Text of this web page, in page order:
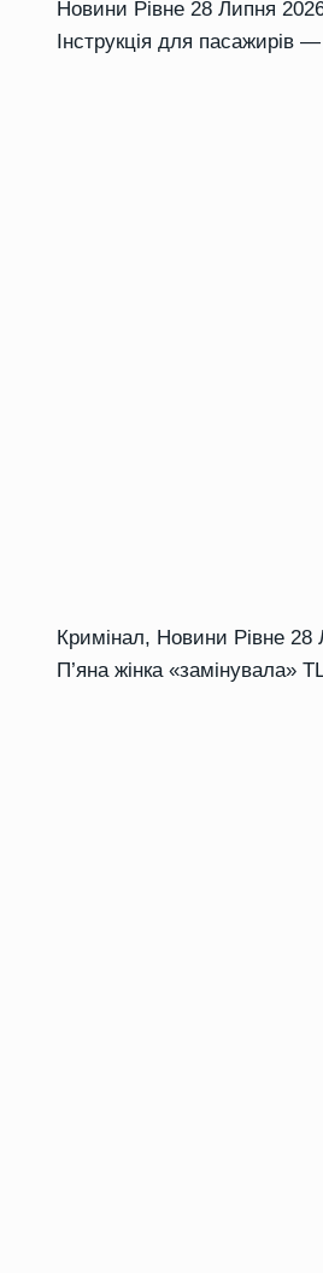
Новини Рівне 28 Липня
Інструкція для пасажирів
Кримінал, Новини Рівне 28
П’яна жінка «замінувала»